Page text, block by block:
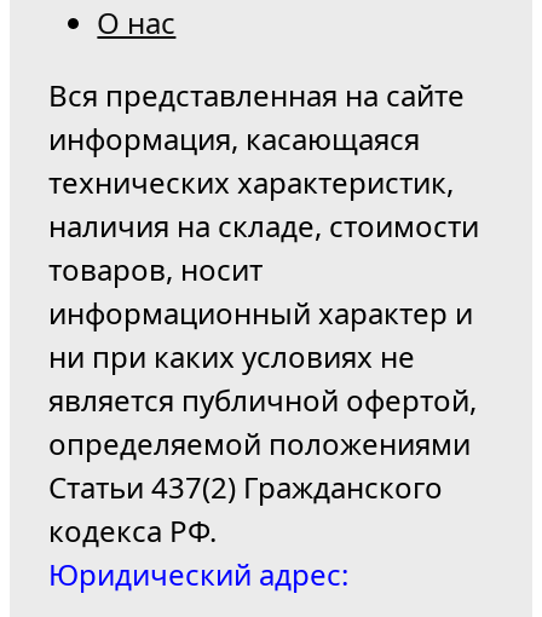
О нас
Вся представленная на сайте
информация, касающаяся
технических характеристик,
наличия на складе, стоимости
товаров, носит
информационный характер и
ни при каких условиях не
является публичной офертой,
определяемой положениями
Статьи 437(2) Гражданского
кодекса РФ.
Юридический адрес: